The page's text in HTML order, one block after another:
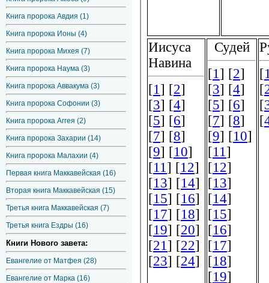
Книга пророка Авдия (1)
Книга пророка Ионы (4)
Книга пророка Михея (7)
Книга пророка Наума (3)
Книга пророка Аввакума (3)
Книга пророка Софонии (3)
Книга пророка Аггея (2)
Книга пророка Захарии (14)
Книга пророка Малахии (4)
Первая книга Маккавейская (16)
Вторая книга Маккавейская (15)
Третья книга Маккавейская (7)
Третья книга Ездры (16)
Книги Нового завета:
Евангелие от Матфея (28)
Евангелие от Марка (16)